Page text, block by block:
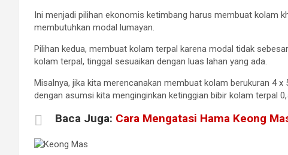
Ini menjadi pilihan ekonomis ketimbang harus membuat kolam
membutuhkan modal lumayan.
Pilihan kedua, membuat kolam terpal karena modal tidak
kolam terpal, tinggal sesuaikan dengan luas lahan yang ada.
Misalnya, jika kita merencanakan membuat kolam berukuran 4
dengan asumsi kita menginginkan ketinggian bibir kolam terpal
Baca Juga: Cara Mengatasi Hama Keong